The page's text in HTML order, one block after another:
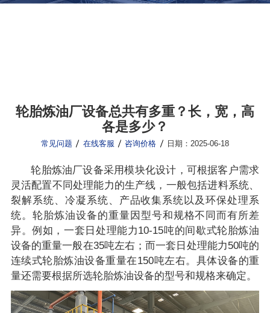
轮胎炼油厂设备总共有多重？长，宽，高
各是多少？
常见问题 在线客服 咨询价格 日期：2025-06-18
轮胎炼油厂设备采用模块化设计，可根据客户需求
灵活配置不同处理能力的生产线，一般包括进料系统、
裂解系统、冷凝系统、产品收集系统以及环保处理系
统。轮胎炼油‌设备的重量因型号和规格不同而有所差
异。例如，一套日处理能力10-15吨的间歇式轮胎炼油
设备的重量一般在35吨左右；而一套日处理能力50吨的
连续式轮胎炼油设备重量在150吨左右。具体设备的重
量还需要根据所选轮胎炼油设备的型号和规格来确定。